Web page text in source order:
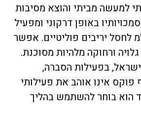
למעשה מביתי והוצא מסיבות
באופן דרקוני ומפעיל
לחסל יריבים פוליטיים. אפשר
ורחוקה מלהיות מסוכנת.
בפעילות הסברה,
אינו אוהב את פעילותי
הוא בוחר להשתמש בהליך